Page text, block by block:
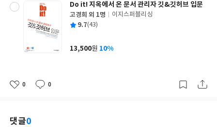
Do it! 지옥에서 온 문서 관리자 깃&깃허브 입문
글
쓴
고경희 외 1명
출
사
이지스퍼블리싱
평 9.7(43)
가
13,500원 10%
좋
0
댓
0
작
댓글0